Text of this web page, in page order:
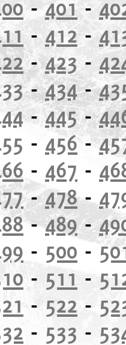
-401 -
- 412 -
-423-
-434-
-445-
- 456-
- 467 -
-478-
-489-
- 500 -
- 511 -
- 522 -
- 533 -